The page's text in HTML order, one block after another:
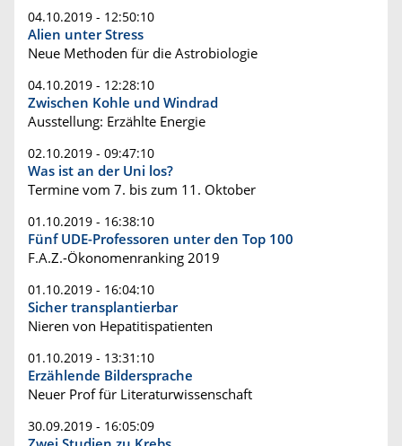
04.10.2019 - 12:50:10
Alien unter Stress
Neue Methoden für die Astrobiologie
04.10.2019 - 12:28:10
Zwischen Kohle und Windrad
Ausstellung: Erzählte Energie
02.10.2019 - 09:47:10
Was ist an der Uni los?
Termine vom 7. bis zum 11. Oktober
01.10.2019 - 16:38:10
Fünf UDE-Professoren unter den Top 100
F.A.Z.-Ökonomenranking 2019
01.10.2019 - 16:04:10
Sicher transplantierbar
Nieren von Hepatitispatienten
01.10.2019 - 13:31:10
Erzählende Bildersprache
Neuer Prof für Literaturwissenschaft
30.09.2019 - 16:05:09